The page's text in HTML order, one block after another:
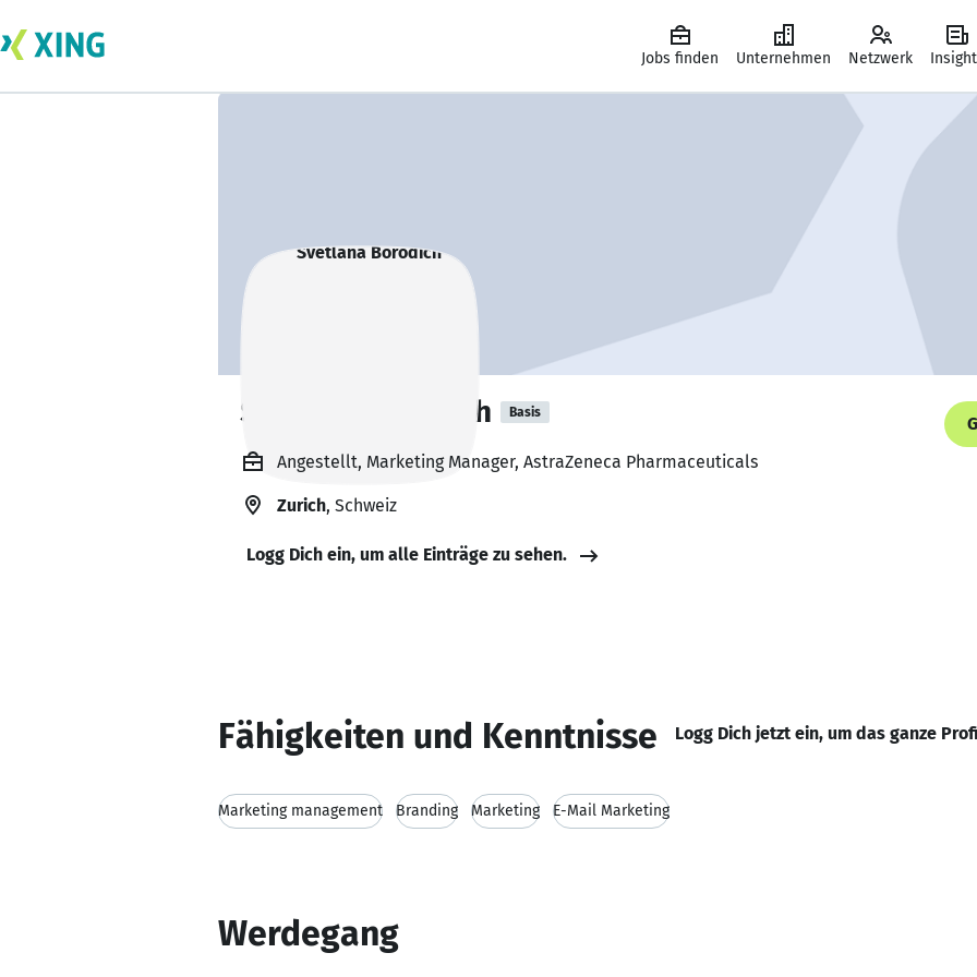
Jobs finden Unternehmen Netzwerk
Svetlana Borodich Basis
Angestellt, Marketing Manager, AstraZeneca Pharmaceuticals
Zurich, Schweiz
Logg Dich ein, um alle Einträge zu sehen.
Fähigkeiten und Kenntnisse Logg Dich jetzt ein, um das ganze
Marketing management Branding Marketing E-Mail Marketing
Werdegang